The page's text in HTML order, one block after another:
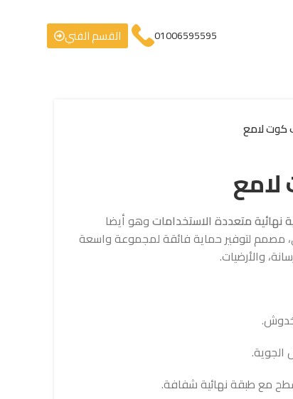
01006595595 القسم الفني
كوت لامع
متعددة الاستخداماتوهو أيضا
مصمم لتوفير حماية فائقة لمجموعة واسعة
والأرضيات.
الجوية.
مع طبقة نهائية شفافة.